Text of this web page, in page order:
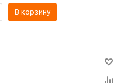
В корзину